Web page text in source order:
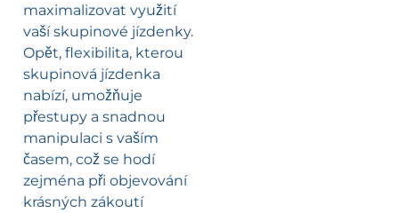
maximalizovat využití
vaší skupinové jízdenky.
Opět, flexibilita, kterou
skupinová jízdenka
nabízí, umožňuje
přestupy a snadnou
manipulaci s vaším
časem, což se hodí
zejména při objevování
krásných zákoutí